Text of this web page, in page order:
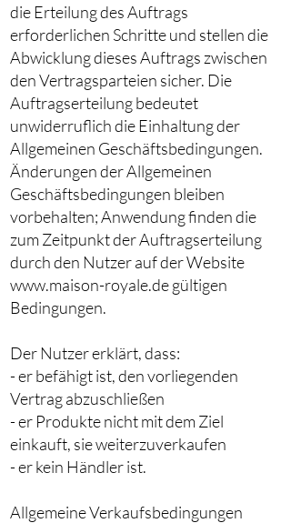
die Erteilung des Auftrags
erforderlichen Schritte und stellen die
Abwicklung dieses Auftrags zwischen
den Vertragsparteien sicher. Die
Auftragserteilung bedeutet
unwiderruflich die Einhaltung der
Allgemeinen Geschäftsbedingungen.
Änderungen der Allgemeinen
Geschäftsbedingungen bleiben
vorbehalten; Anwendung finden die
zum Zeitpunkt der Auftragserteilung
durch den Nutzer auf der Website
www.maison-royale.de gültigen
Bedingungen.
Der Nutzer erklärt, dass:
- er befähigt ist, den vorliegenden
Vertrag abzuschließen
- er Produkte nicht mit dem Ziel
einkauft, sie weiterzuverkaufen
- er kein Händler ist.
Allgemeine Verkaufsbedingungen